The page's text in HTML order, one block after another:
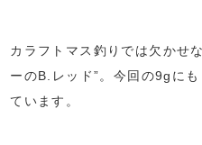
カラフトマス釣りでは欠かせ
ーのB.レッド”。今回の9gに
ています。